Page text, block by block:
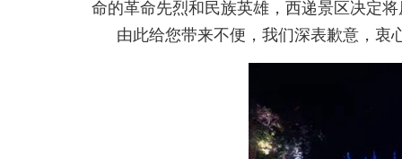
命的革命先烈和民族英雄，西递景区决定
由此给您带来不便，我们深表歉意，衷